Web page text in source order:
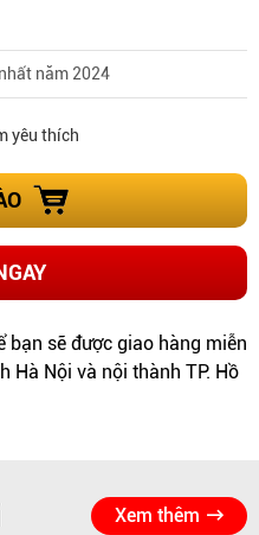
năm 2024
yêu thích
bạn sẽ được giao hàng miễn
Hà Nội và nội thành TP. Hồ
Xem thêm